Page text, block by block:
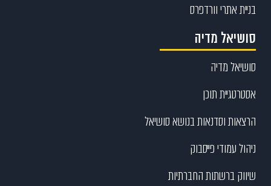
בניית אתרי וורדפרס
סושיאל מדיה
סושיאל מדיה
אסטרטגיית תוכן
הרצאות וסדנאות בנושא סושיאל
ניהול עמודי פייסבוק
שיווק ברשתות החברתיות